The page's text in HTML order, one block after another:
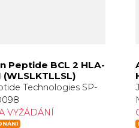
Peptide BCL 2 HLA-
(WLSLKTLLSL)
Technologies SP-
VYŽÁDÁNÍ